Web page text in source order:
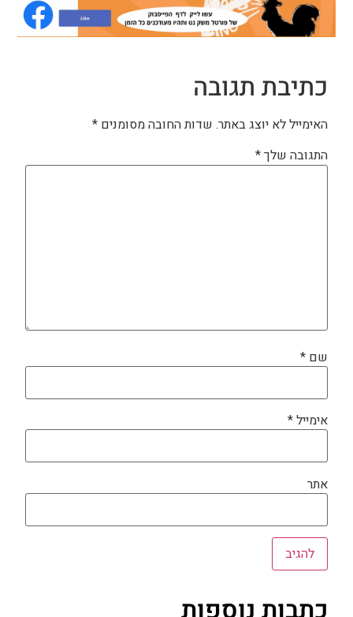
כתיבת תגובה
האימייל לא יוצג באתר. שדות החובה מסומנים *
התגובה שלך*
שם *
אימייל*
אתר